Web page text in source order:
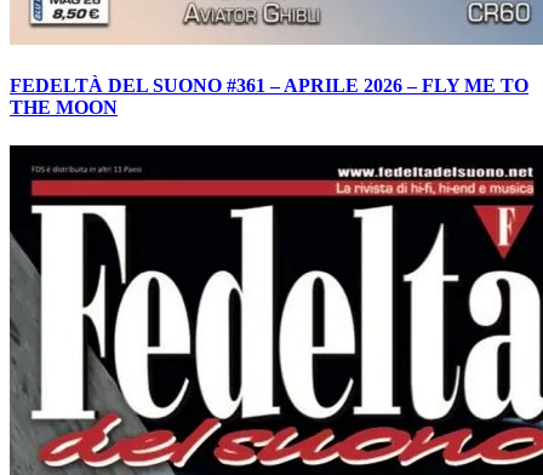
FEDELTÀ DEL SUONO #361 – APRILE 2026 – FLY ME TO
THE MOON